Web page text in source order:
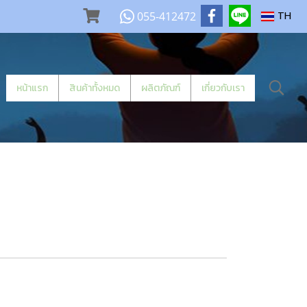
055-412472 TH
หน้าแรก สินค้าทั้งหมด ผลิตภัณฑ์ เกี่ยวกับเรา